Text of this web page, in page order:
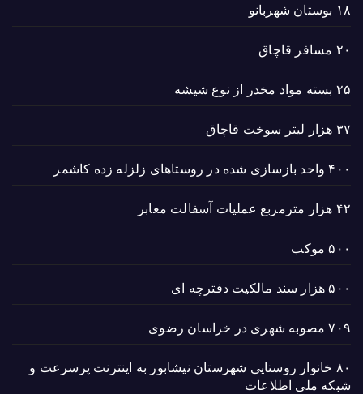
۱۸ بوستان شهربانو
۲۰ مسافر قاچاق
۲۵ بسته مواد مخدر از نوع شیشه
۳۷ هزار لیتر سوخت قاچاق
۴۰۰ واحد بازسازی شده در روستاهای زلزله زده کاشمر
۴۲ هزار مترمربع عملیات آسفالت معابر
۵۰۰ موکب
۵۰۰ هزار سند مالکیت دفترچه ای
۷۰۹ مصوبه شهری در خراسان رضوی
۸۰ خانوار روستایی شهرستان نیشابور به اینترنت پرسرعت و
شبکه ملی اطلاعات